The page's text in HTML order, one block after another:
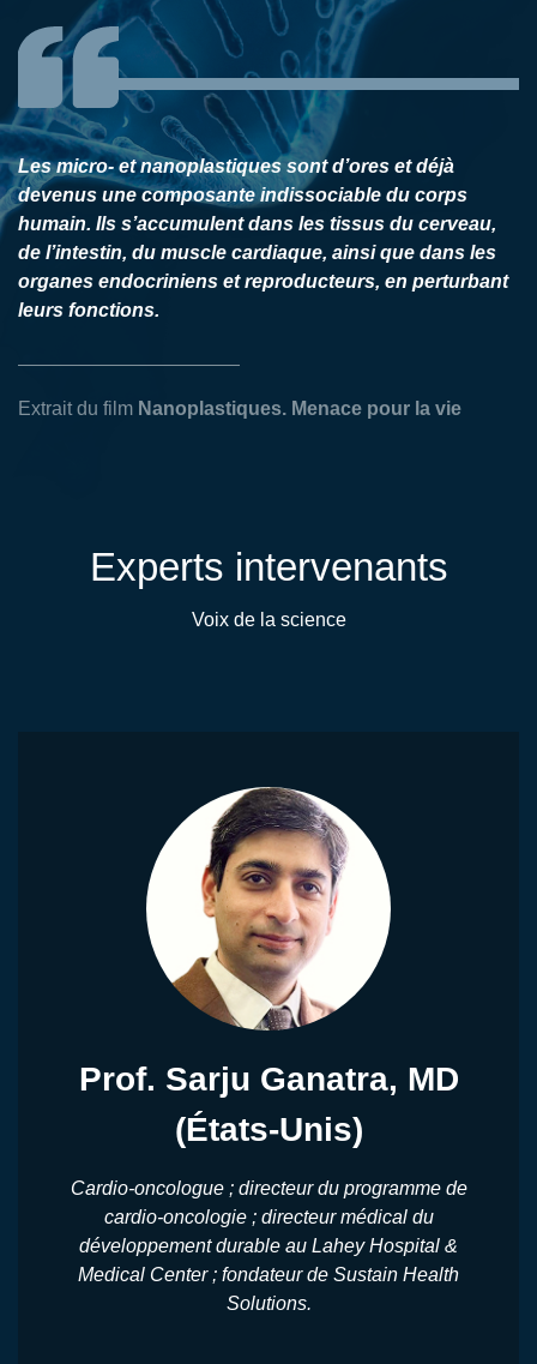
Les micro- et nanoplastiques sont d’ores et déjà
devenus une composante indissociable du corps
humain. Ils s’accumulent dans les tissus du cerveau,
de l’intestin, du muscle cardiaque, ainsi que dans les
organes endocriniens et reproducteurs, en perturbant
leurs fonctions.
Extrait du film Nanoplastiques. Menace pour la vie
Experts intervenants
Voix de la science
Prof. Sarju Ganatra, MD
(États-Unis)
Cardio-oncologue ; directeur du programme de
cardio-oncologie ; directeur médical du
développement durable au Lahey Hospital &
Medical Center ; fondateur de Sustain Health
Solutions.